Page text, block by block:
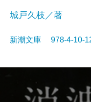
城戸久枝／著
新潮文庫 978-4-10-